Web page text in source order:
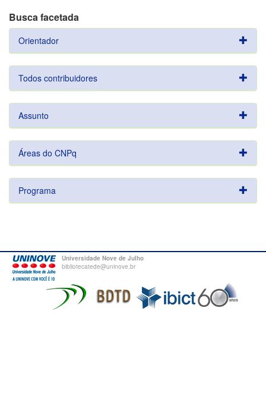
Busca facetada
Orientador
Todos contribuidores
Assunto
Áreas do CNPq
Programa
Universidade Nove de Julho
bibliotecatede@uninove.br